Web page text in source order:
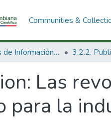
Communities &
3. Recursos de Información Científica y Tecnológica
Las
para la